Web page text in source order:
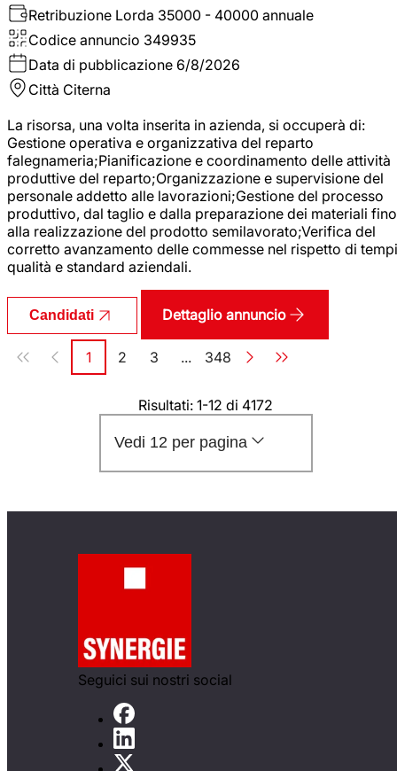
Retribuzione Lorda 35000 - 40000 annuale
Codice annuncio 349935
Data di pubblicazione 6/8/2026
Città Citerna
La risorsa, una volta inserita in azienda, si occuperà di:
Gestione operativa e organizzativa del reparto
falegnameria;Pianificazione e coordinamento delle attività
produttive del reparto;Organizzazione e supervisione del
personale addetto alle lavorazioni;Gestione del processo
produttivo, dal taglio e dalla preparazione dei materiali fino
alla realizzazione del prodotto semilavorato;Verifica del
corretto avanzamento delle commesse nel rispetto di
qualità e standard aziendali.
Candidati Dettaglio annuncio
Paginazione
Pagina
1 Pagina
2 Pagina
3 ... Pagina
348
Risultati: 1-12 di 4172
Vedi 12 per pagina
Seguici sui nostri social